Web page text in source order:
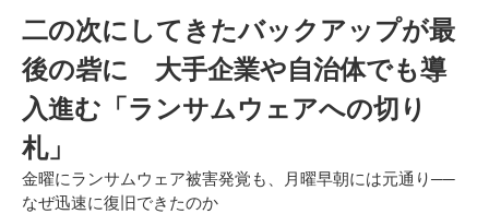
二の次にしてきたバックアップが最
後の砦に 大手企業や自治体でも導
入進む「ランサムウェアへの切り
札」
金曜にランサムウェア被害発覚も、月曜早朝には元通り──
なぜ迅速に復旧できたのか